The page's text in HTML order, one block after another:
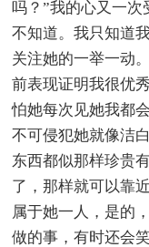
吗？”我的心又一
不知道。我只知道
关注她的一举一动
前表现证明我很优
怕她每次见她我都
不可侵犯她就像洁
东西都似那样珍贵
了，那样就可以靠
属于她一人，是的
做的事，有时还会